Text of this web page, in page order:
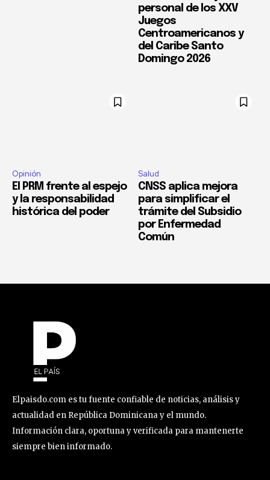
personal de los XXV
Juegos
Centroamericanos y
del Caribe Santo
Domingo 2026
Opinión
El PRM frente al espejo
y la responsabilidad
histórica del poder
Salud
CNSS aplica mejora
para simplificar el
trámite del Subsidio
por Enfermedad
Común
Elpaisdo.com es tu fuente confiable de noticias, análisis y
actualidad en República Dominicana y el mundo.
Información clara, oportuna y verificada para mantenerte
siempre bien informado.